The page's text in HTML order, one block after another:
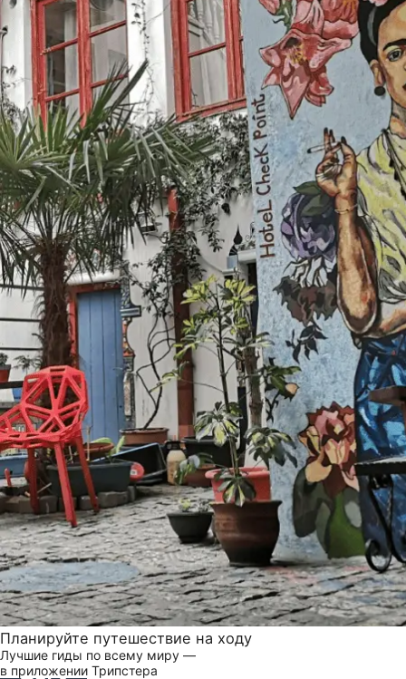
Планируйте путешествие на ходу
Лучшие гиды по всему миру —
в приложении Трипстера